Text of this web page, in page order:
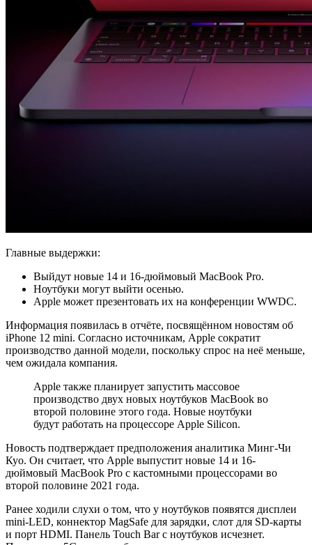
Главные выдержки:
Выйдут новые 14 и 16-дюймовый MacBook Pro.
Ноутбуки могут выйти осенью.
Apple может презентовать их на конференции WWDC.
Информация появилась в отчёте, посвящённом новостям об
iPhone 12 mini. Согласно источникам, Apple сократит
производство данной модели, поскольку спрос на неё меньше,
чем ожидала компания.
Apple также планирует запустить массовое
производство двух новых ноутбуков MacBook во
второй половине этого года. Новые ноутбуки
будут работать на процессоре Apple Silicon.
Новость подтверждает предположения аналитика Минг-Чи
Куо. Он считает, что Apple выпустит новые 14 и 16-
дюймовый MacBook Pro с кастомными процессорами во
второй половине 2021 года.
Ранее ходили слухи о том, что у ноутбуков появятся дисплеи
mini-LED, коннектор MagSafe для зарядки, слот для SD-карты
и порт HDMI. Панель Touch Bar с ноутбуков исчезнет.